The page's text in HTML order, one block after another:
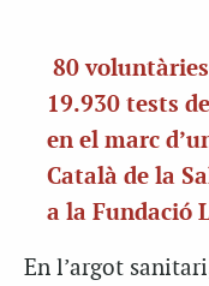
80
19.930 tests de
en el marc
Català de la
a la Fundació
En l’argot